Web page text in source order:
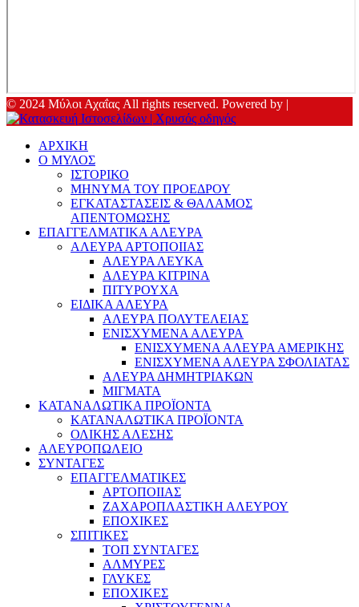
© 2024 Μύλοι Αχαΐας All rights reserved. Powered by |
ΑΡΧΙΚΗ
Ο ΜΥΛΟΣ
ΙΣΤΟΡΙΚΟ
ΜΗΝΥΜΑ ΤΟΥ ΠΡΟΕΔΡΟΥ
ΕΓΚΑΤΑΣΤΑΣΕΙΣ & ΘΑΛΑΜΟΣ
ΑΠΕΝΤΟΜΩΣΗΣ
ΕΠΑΓΓΕΛΜΑΤΙΚΑ ΑΛΕΥΡΑ
ΑΛΕΥΡΑ ΑΡΤΟΠΟΙΙΑΣ
ΑΛΕΥΡΑ ΛΕΥΚΑ
ΑΛΕΥΡΑ ΚΙΤΡΙΝΑ
ΠΙΤΥΡΟΥΧΑ
ΕΙΔΙΚΑ ΑΛΕΥΡΑ
ΑΛΕΥΡΑ ΠΟΛΥΤΕΛΕΙΑΣ
ΕΝΙΣΧΥΜΕΝΑ ΑΛΕΥΡΑ
ΕΝΙΣΧΥΜΕΝΑ ΑΛΕΥΡΑ ΑΜΕΡΙΚΗΣ
ΕΝΙΣΧΥΜΕΝΑ ΑΛΕΥΡΑ ΣΦΟΛΙΑΤΑΣ
ΑΛΕΥΡΑ ΔΗΜΗΤΡΙΑΚΩΝ
ΜΙΓΜΑΤΑ
ΚΑΤΑΝΑΛΩΤΙΚΑ ΠΡΟΪΟΝΤΑ
ΚΑΤΑΝΑΛΩΤΙΚΑ ΠΡΟΪΟΝΤΑ
ΟΛΙΚΗΣ ΑΛΕΣΗΣ
ΑΛΕΥΡΟΠΩΛΕΙΟ
ΣΥΝΤΑΓΕΣ
ΕΠΑΓΓΕΛΜΑΤΙΚΕΣ
ΑΡΤΟΠΟΙΙΑΣ
ΖΑΧΑΡΟΠΛΑΣΤΙΚΗ ΑΛΕΥΡΟΥ
ΕΠΟΧΙΚΕΣ
ΣΠΙΤΙΚΕΣ
ΤΟΠ ΣΥΝΤΑΓΕΣ
ΑΛΜΥΡΕΣ
ΓΛΥΚΕΣ
ΕΠΟΧΙΚΕΣ